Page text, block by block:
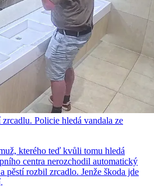
Policie hledá vandala ze
kterého teď kvůli tomu hledá
centra nerozchodil automatický
pěstí rozbil zrcadlo. Jenže škoda jde